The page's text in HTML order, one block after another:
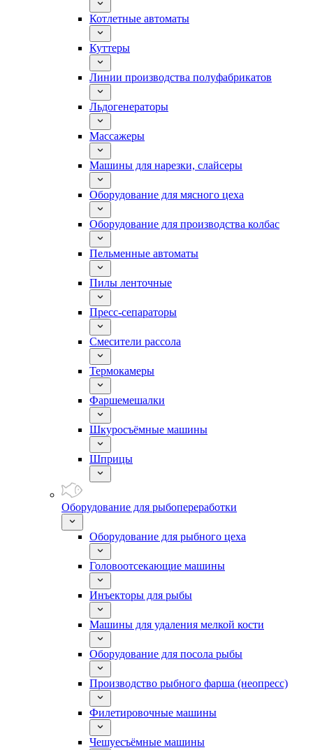
Котлетные автоматы
Куттеры
Линии производства полуфабрикатов
Льдогенераторы
Массажеры
Машины для нарезки, слайсеры
Оборудование для мясного цеха
Оборудование для производства колбас
Пельменные автоматы
Пилы ленточные
Пресс-сепараторы
Смесители рассола
Термокамеры
Фаршемешалки
Шкуросъёмные машины
Шприцы
Оборудование для рыбопереработки
Оборудование для рыбного цеха
Головоотсекающие машины
Инъекторы для рыбы
Машины для удаления мелкой кости
Оборудование для посола рыбы
Производство рыбного фарша (неопресс)
Филетировочные машины
Чешуесъёмные машины